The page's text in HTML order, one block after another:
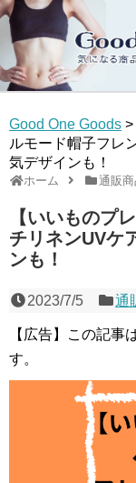
Good One Goods >
ルモード帽子フレ
気デザインも！
ホーム 通販商
【いいものプ
チリネンUVケ
ンも！
2023/7/5 通
【広告】この記事
す。